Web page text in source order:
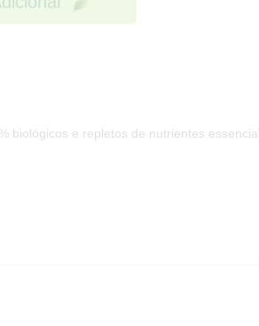
biológicos e repletos de nutrientes